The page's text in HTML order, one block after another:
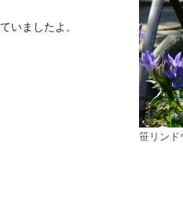
いましたよ。
笹リンド